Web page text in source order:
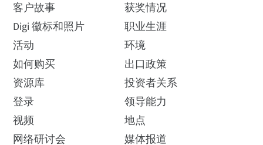
客户故事
Digi 徽标和照片
活动
如何购买
资源库
登录
视频
网络研讨会
获奖情况
职业生涯
环境
出口政策
投资者关系
领导能力
地点
媒体报道